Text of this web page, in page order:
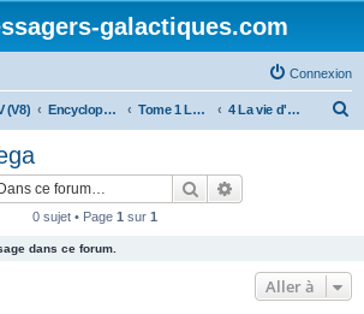
galactiques.com
Connexion
(V8) Encyclopédie (V8) Tome 1 La Guilde 4 La vie d'un Mega
Rechercher
0 sujet • Page 1 sur 1
dans ce forum.
Aller à